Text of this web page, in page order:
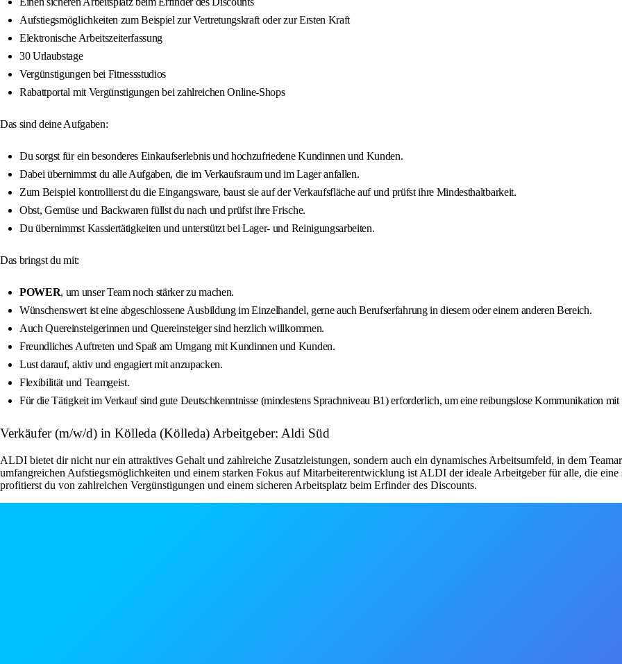
Aufstiegsmöglichkeiten zum Beispiel zur Vertretungskraft oder zur Ersten Kraft
Elektronische Arbeitszeiterfassung
30 Urlaubstage
Vergünstigungen bei Fitnessstudios
Rabattportal mit Vergünstigungen bei zahlreichen Online-Shops
Das sind deine Aufgaben:
Du sorgst für ein besonderes Einkaufserlebnis und hochzufriedene Kundinnen und Kunden.
Dabei übernimmst du alle Aufgaben, die im Verkaufsraum und im Lager anfallen.
Zum Beispiel kontrollierst du die Eingangsware, baust sie auf der Verkaufsfläche auf und prüfst ihre Mindesthaltbarkeit.
Obst, Gemüse und Backwaren füllst du nach und prüfst ihre Frische.
Du übernimmst Kassiertätigkeiten und unterstützt bei Lager- und Reinigungsarbeiten.
Das bringst du mit:
POWER, um unser Team noch stärker zu machen.
Wünschenswert ist eine abgeschlossene Ausbildung im Einzelhandel, gerne auch Berufserfahrung in diesem oder einem anderen Bereich.
Auch Quereinsteigerinnen und Quereinsteiger sind herzlich willkommen.
Freundliches Auftreten und Spaß am Umgang mit Kundinnen und Kunden.
Lust darauf, aktiv und engagiert mit anzupacken.
Flexibilität und Teamgeist.
Für die Tätigkeit im Verkauf sind gute Deutschkenntnisse (mindestens Sprachniveau B1) erforderlich, um eine reibungslose Kommunikation
Verkäufer (m/w/d) in Kölleda (Kölleda) Arbeitgeber: Aldi Süd
ALDI bietet dir nicht nur ein attraktives Gehalt und zahlreiche Zusatzleistungen, sondern auch ein dynamisches Arbeitsumfeld, in dem
umfangreichen Aufstiegsmöglichkeiten und einem starken Fokus auf Mitarbeiterentwicklung ist ALDI der ideale Arbeitgeber für alle, die
profitierst du von zahlreichen Vergünstigungen und einem sicheren Arbeitsplatz beim Erfinder des Discounts.